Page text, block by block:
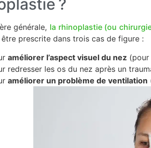
?
générale, la rhinoplastie (ou
prescrite dans trois cas de figure :
améliorer l’aspect visuel du nez (pour
redresser les os du nez après un
améliorer un problème de ventilation